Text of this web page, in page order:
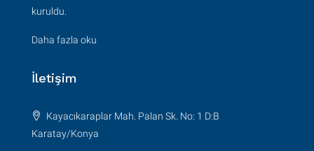
kuruldu.
Daha fazla oku
İletişim
Kayacıkaraplar Mah. Palan Sk. No: 1 D:B
Karatay/Konya